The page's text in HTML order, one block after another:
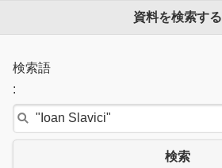
資料を検索する
検索語
:
検索